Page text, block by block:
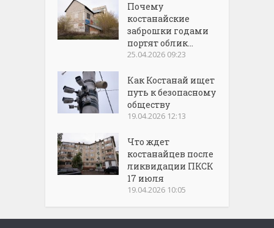
Почему
костанайские
заброшки годами
портят облик...
25.04.2026 09:23
Как Костанай ищет
путь к безопасному
обществу
19.04.2026 12:13
Что ждет
костанайцев после
ликвидации ПКСК
17 июля
19.04.2026 10:05